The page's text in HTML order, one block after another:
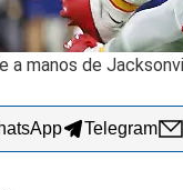
a manos de
Telegram